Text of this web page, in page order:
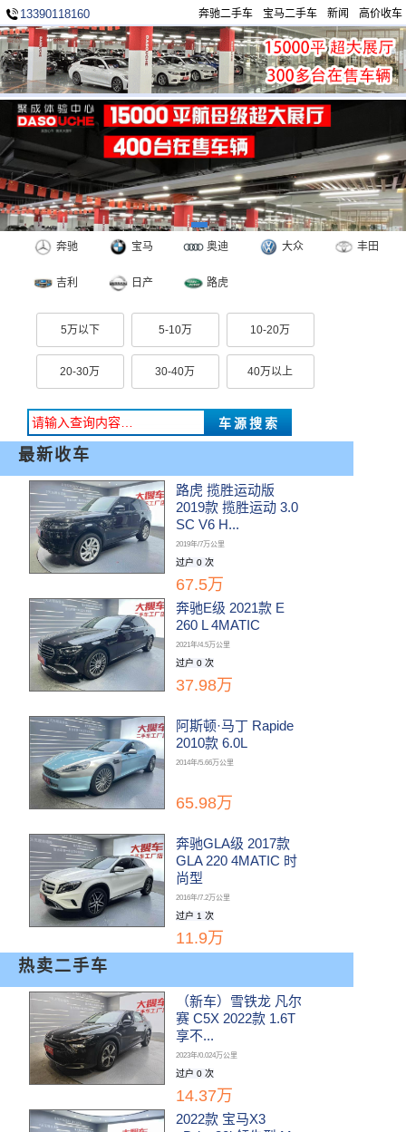
13390118160 高价收车
新闻
宝马二手车
奔驰二手车
奔驰 宝马 奥迪 大众 丰田
吉利 日产 路虎
5万以下 5-10万 10-20万
20-30万 30-40万 40万以上
最新收车
路虎 揽胜运动版
2019款 揽胜运动 3.0
SC V6 H...
2019年/7万公里
过户 0 次
67.5万
奔驰E级 2021款 E
260 L 4MATIC
2021年/4.5万公里
过户 0 次
37.98万
阿斯顿·马丁 Rapide
2010款 6.0L
2014年/5.66万公里
65.98万
奔驰GLA级 2017款
GLA 220 4MATIC 时
尚型
2016年/7.2万公里
过户 1 次
11.9万
热卖二手车
（新车）雪铁龙 凡尔
赛 C5X 2022款 1.6T
享不...
2023年/0.024万公里
过户 0 次
14.37万
2022款 宝马X3